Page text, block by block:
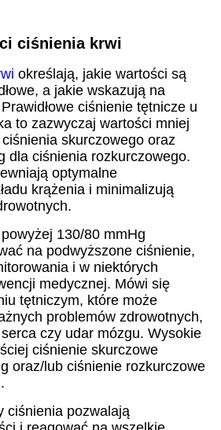
ciśnienia krwi
określają, jakie wartości są
a jakie wskazują na
ciśnienie tętnicze u
to zazwyczaj wartości mniej
skurczowego oraz
dla ciśnienia rozkurczowego.
optymalne
krążenia i minimalizują
130/80 mmHg
na podwyższone ciśnienie,
i w niektórych
medycznej. Mówi się
tętniczym, które może
problemów zdrowotnych,
czy udar mózgu. Wysokie
ciśnienie skurczowe
oraz/lub ciśnienie rozkurczowe
ciśnienia pozwalają